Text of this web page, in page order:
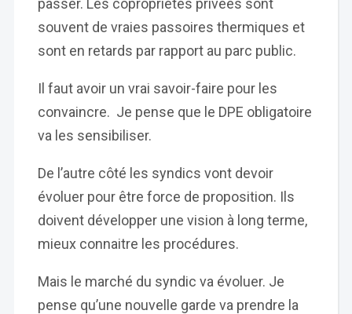
passer. Les copropriétés privées sont
souvent de vraies passoires thermiques et
sont en retards par rapport au parc public.
Il faut avoir un vrai savoir-faire pour les
convaincre. Je pense que le DPE obligatoire
va les sensibiliser.
De l’autre côté les syndics vont devoir
évoluer pour être force de proposition. Ils
doivent développer une vision à long terme,
mieux connaitre les procédures.
Mais le marché du syndic va évoluer. Je
pense qu’une nouvelle garde va prendre la